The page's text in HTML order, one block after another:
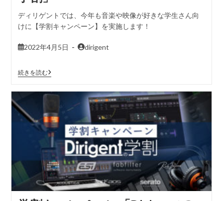
ディリゲントでは、今年も音楽や映像が好きな学生さん向
けに【学割キャンペーン】を実施します！
2022年4月5日 dirigent
続きを読む